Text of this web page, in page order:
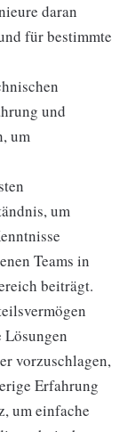
daran
für bestimmte
und
um
um
Teams in
beiträgt.
Lösungen
vorzuschlagen,
Erfahrung
um einfache